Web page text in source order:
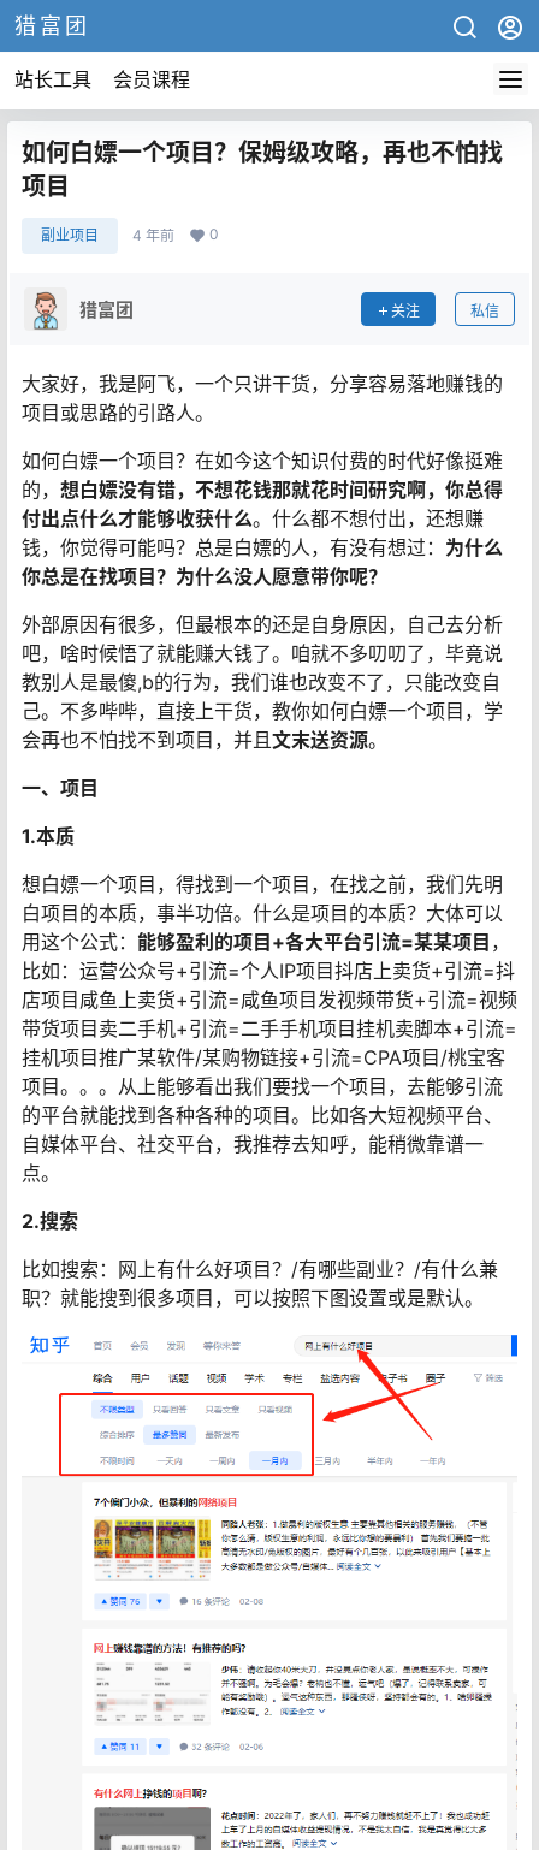
猎富团
站长工具 会员课程
如何白嫖一个项目？保姆级攻略，再也不怕找
项目
副业项目 4 年前 0
猎富团 关注 私信
大家好，我是阿飞，一个只讲干货，分享容易落地赚钱的
项目或思路的引路人。
如何白嫖一个项目？在如今这个知识付费的时代好像挺难
的， 想白嫖没有错， 不想花钱那就花时间研究啊，你总得
付出点什么才能够收获什么。什么都不想付出，还想赚
钱，你觉得可能吗？总是白嫖的人，有没有想过： 为什么
你总是在找项目？为什么没人愿意带你呢？
外部原因有很多，但最根本的还是自身原因，自己去分析
吧，啥时候悟了就能赚大钱了。咱就不多叨叨了，毕竟说
教别人是最傻,b的行为，我们谁也改变不了，只能改变自
己。不多哔哔，直接上干货，教你如何白嫖一个项目，学
会再也不怕找不到项目，并且文末送资源。
一、项目
1.本质
想白嫖一个项目，得找到一个项目，在找之前，我们先明
白项目的本质，事半功倍。什么是项目的本质？大体可以
用这个公式： 能够盈利的项目+各大平台引流=某某项目 ，
比如：运营公众号+引流=个人IP项目抖店上卖货+引流=抖
店项目咸鱼上卖货+引流=咸鱼项目发视频带货+引流=视频
带货项目卖二手机+引流=二手手机项目挂机卖脚本+引流=
挂机项目推广某软件/某购物链接+引流=CPA项目/桃宝客
项目。。。从上能够看出我们要找一个项目，去能够引流
的平台就能找到各种各种的项目。比如各大短视频平台、
自媒体平台、社交平台，我推荐去知呼，能稍微靠谱一
点。
2.搜索
比如搜索：网上有什么好项目？/有哪些副业？/有什么兼
职？就能搜到很多项目，可以按照下图设置或是默认。